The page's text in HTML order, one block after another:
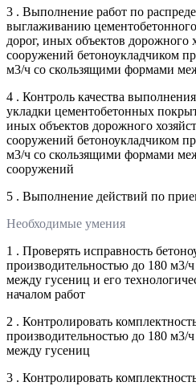
3 . Выполнение работ по
выглаживанию
дорог, иных объектов дорожного
сооружений бетоноукладчиком
м3/ч со скользящими формами
4 . Контроль качества
укладки цементобетонных
иных объектов дорожного
сооружений бетоноукладчиком
м3/ч со скользящими формами
сооружений
5 . Выполнение действий по
Необходимые умения
1 . Проверять исправность
производительностью до 180 м3/
между гусениц и его
началом работ
2 . Контролировать
производительностью до 180 м3/
между гусениц
3 . Контролировать